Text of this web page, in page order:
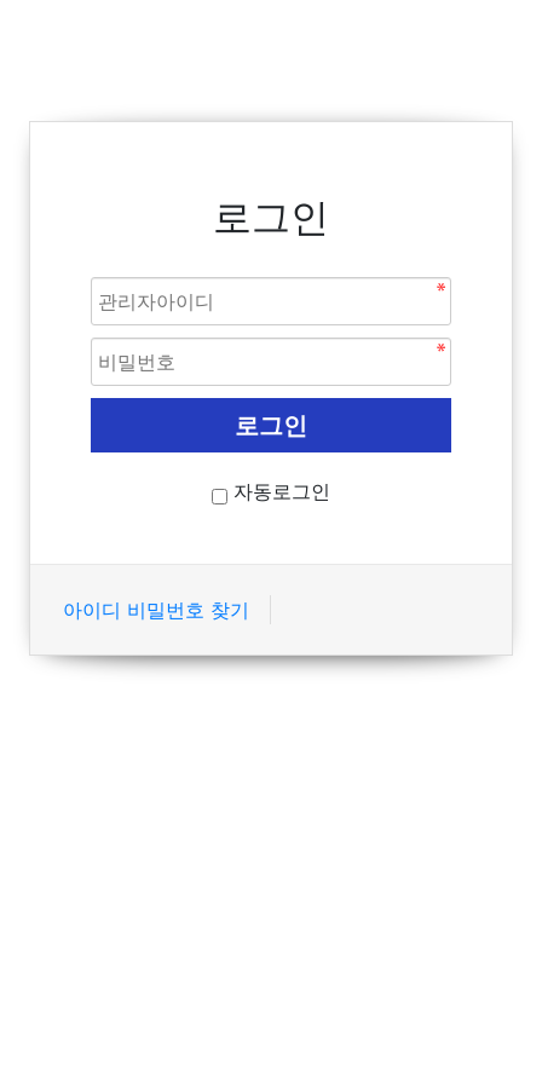
로그인
자동로그인
아이디 비밀번호 찾기